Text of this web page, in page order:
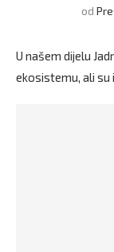
od
U našem dijelu
ekosistemu, ali su